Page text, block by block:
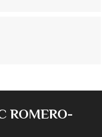
ROMERO-